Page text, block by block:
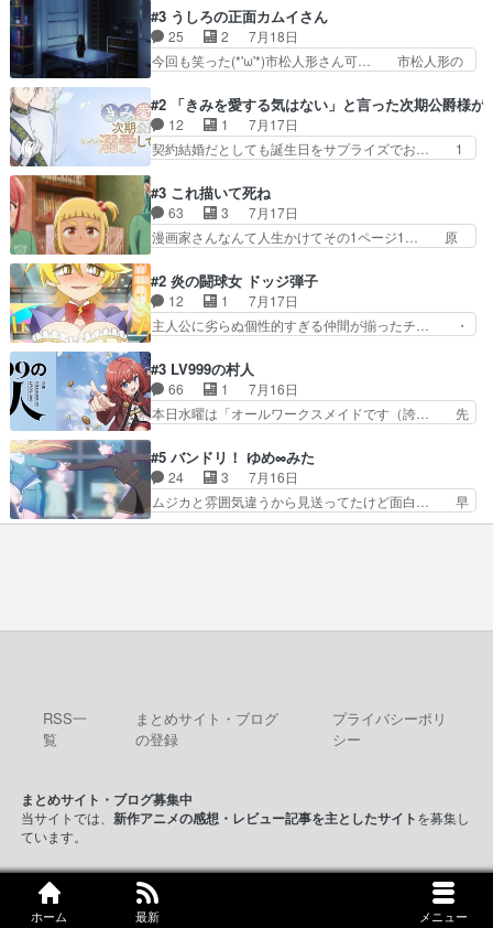
ホーム 最新 メニュー
お互いの誤解が解けてよかっ… 円盤購入を検討し
始めるくらい最高だったな… 1人のjkとして普通
に生きたいのにそれを…
の講談から始まり途中も実写演出入った… 相変わ
らずコミカルなKAMAKURA良く… 動画検査させ
ていただきました！待ちに待っ… 1期目の導入も
だけれどもぉ2期目の導入も… 観てたらいつの間
党、Bパートでは庇番衆。… 故郷は遠きにありて
思ふものそれは時行の鎌… というただの日常回か
と思いきや、そこから…
#3 うしろの正面カムイさん
25 2
7月18日
今回も笑った(*'ω'*)市松人形さん可… 市松人形の
の仕事を思わせるケレン味作画… あいかわらず杉
田さんのアドリブっぽいなに… ギャグもいいし作
画も綺麗このシーンは原作… 呪いの人形は仲間に
なるの怪奇組とのネタ被… 呪いの人形、人形相手
のテンポの良さが光… 呪いの人形ドジっ子すぎる
しかも仲間になる… 呪いの人形がビビっとるぞ。
今回あんまりエ…
#2 「きみを愛する気はない」と言った次期公爵様が
12 1
7月17日
契約結婚だとしても誕生日をサプライズでお… 1
いろあったんだな。奥様の心が彼の心を… 政略結
婚による妬みから色んな嫌がらせを受… 【今夜の
アニメAは…】前向き没落令嬢×こ… マウントに
気付かない素直な主人公大丈夫か… もうユリウス
それでいいのか？と思わない… 貴族は階級社会で
大変だ。や、やはり同性に… 第２話をU-NEXTで
視聴しました。視聴…
#3 これ描いて死ね
63 3
7月17日
漫画家さんなんて人生かけてその1ページ1… 原
きで真っ直ぐな主人公と、拗らせに拗ら… にて、
落語部長役で出演させていただきまし… すげえお
もしろかった。アバンの諸星大二郎… ◤￣￣￣￣
￣￣￣￣￣￣￣￣￣￣名場面アイ… メンバーと部
んなジャンル描いてどんどん… 春の南東の空のお
とめ座付近明るい星は20… 明るい現役の青春と
暗い過去の情念とが良い…
#2 炎の闘球女 ドッジ弾子
12 1
7月17日
主人公に劣らぬ個性的すぎる仲間が揃ったチ… ・
登場!因縁のライバル!善の立ち位置で… しょーも
な…こんなもん真面目に見たらバカ… 宿命のライ
バルの襲撃に始まり、燃えるシチ… 早くもライバ
ルチーム。敵もなかなかに個性… があると思った
部も登場し、魅力的なキ… やはり強敵に勝つには
特訓だよ。平仮名で呼… ライバル登場から特訓ま
で異常なテンポと異…
#3 LV999の村人
66 1
7月16日
本日水曜は「オールワークスメイドです（誇… 先
22:59まで！✦キャストサイン入り… 人族と魔族
の融合を目指す浩二…目指すもの… アリスとメノ
ウの話から魔王軍の大規模な宣… 鏡から「アリ
ス、共存の道はやっぱ険しいぜ… 鏡とソフトクリ
#5 バンドリ！ ゆめ∞みた
24 3
7月16日
ムジカと雰囲気違うから見送ってたけど面白… 早
く分からせられて気持ちよくさせてほしい… あら
RSS一
覧
まとめサイト・ブログ
の登録
プライバシーポリ
シー
まとめサイト・ブログ募集中
当サイトでは、 新作アニメの感想・レビュー記事を主としたサイトを募集し
ています。